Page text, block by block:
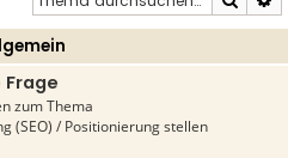
zum Thema
(SEO) / Positionierung stellen